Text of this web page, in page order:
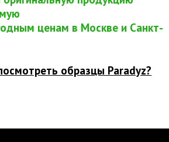
ценам в Москве и Санкт-
образцы Paradyz?